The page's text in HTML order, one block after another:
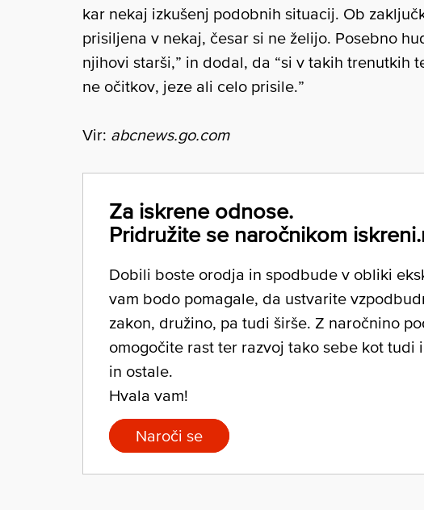
kar nekaj izkušenj podobnih situacij. Ob
prisiljena v nekaj, česar si ne želijo. Posebno
njihovi starši,” in dodal, da “si v takih trenutkih
ne očitkov, jeze ali celo prisile.”
Vir: abcnews.go.com
Za iskrene odnose.
Pridružite se naročnikom
Dobili boste orodja in spodbude v obliki
vam bodo pomagale, da ustvarite
zakon, družino, pa tudi širše. Z naročnino
omogočite rast ter razvoj tako sebe kot tudi
in ostale.
Hvala vam!
Naroči se